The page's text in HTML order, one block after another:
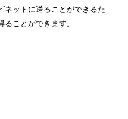
ネットに送ることができるた
ことができます。